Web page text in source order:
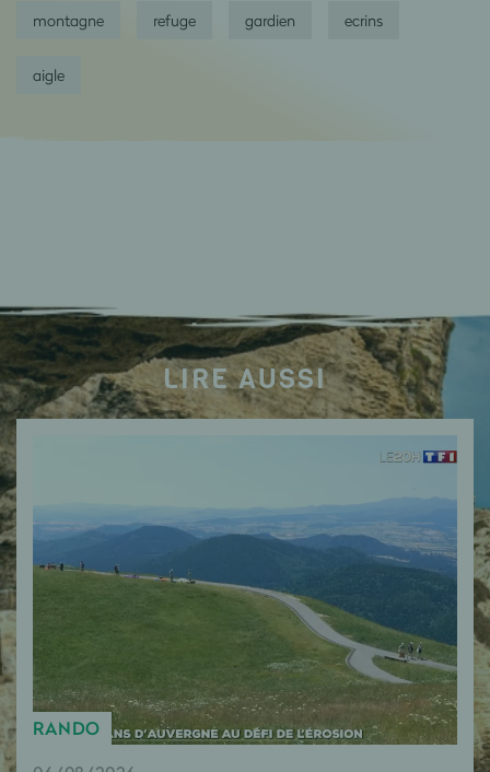
montagne refuge gardien ecrins
aigle
LIRE AUSSI
RANDO